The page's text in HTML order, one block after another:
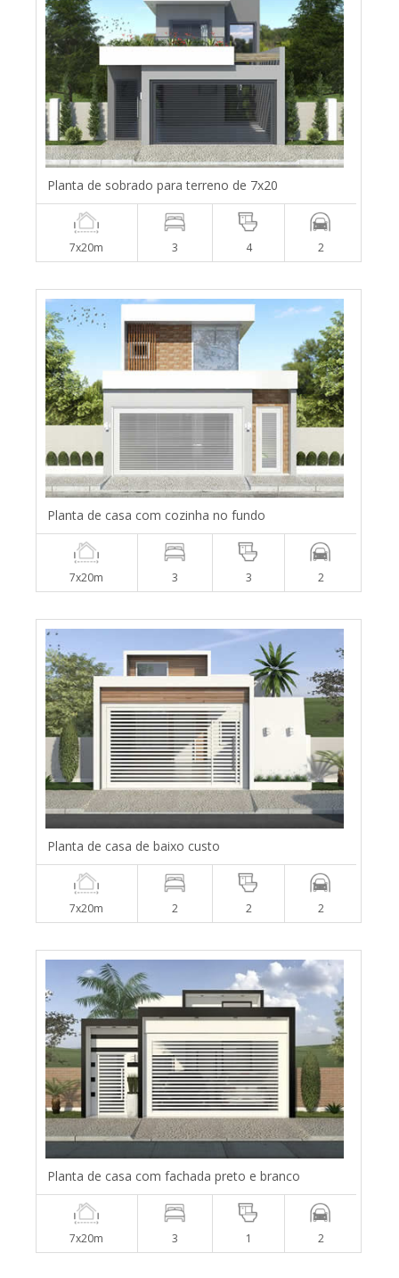
Planta de sobrado para terreno de 7x20
7x20m 3 4 2
Planta de casa com cozinha no fundo
7x20m 3 3 2
Planta de casa de baixo custo
7x20m 2 2 2
Planta de casa com fachada preto e branco
7x20m 3 1 2